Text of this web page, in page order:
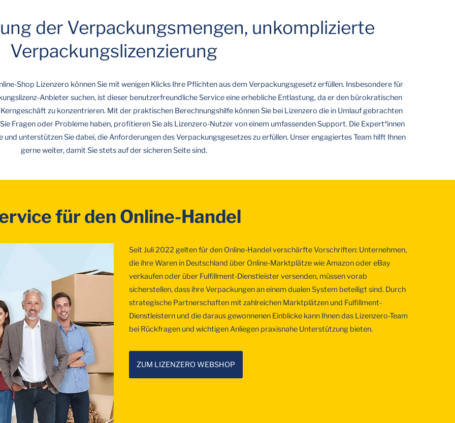
der Verpackungsmengen, unkomplizierte
Verpackungslizenzierung
Shop Lizenzero können Sie mit wenigen Klicks Ihre Pflichten aus dem Verpackungsgesetz erfüllen. Insbesondere für
Anbieter suchen, ist dieser benutzerfreundliche Service eine erhebliche Entlastung, da er den bürokratischen
zu konzentrieren. Mit der praktischen Berechnungshilfe können Sie bei Lizenzero die in Umlauf gebrachten
Fragen oder Probleme haben, profitieren Sie als Lizenzero-Nutzer von einem umfassenden Support. Die Expert*innen
unterstützen Sie dabei, die Anforderungen des Verpackungsgesetzes zu erfüllen. Unser engagiertes Team hilft Ihnen
gerne weiter, damit Sie stets auf der sicheren Seite sind.
für den Online-Handel
Seit Juli 2022 gelten für den Online-Handel verschärfte Vorschriften: Unternehmen,
die ihre Waren in Deutschland über Online-Marktplätze wie Amazon oder eBay
verkaufen oder über Fulfillment-Dienstleister versenden, müssen vorab
sicherstellen, dass ihre Verpackungen an einem dualen System beteiligt sind. Durch
strategische Partnerschaften mit zahlreichen Marktplätzen und Fulfillment-
Dienstleistern und die daraus gewonnenen Einblicke kann Ihnen das Lizenzero-Team
bei Rückfragen und wichtigen Anliegen praxisnahe Unterstützung bieten.
ZUM LIZENZERO WEBSHOP